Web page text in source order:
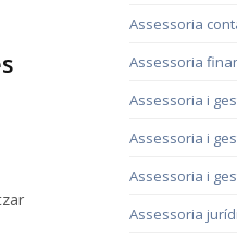
Assessoria
Assessoria
Assessoria i
Assessoria i
Assessoria i
Assessoria